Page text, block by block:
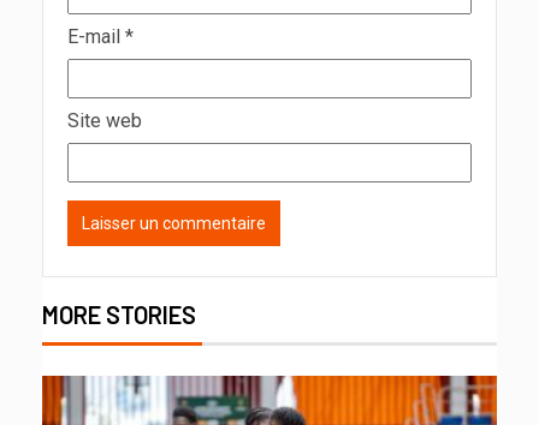
E-mail *
Site web
MORE STORIES